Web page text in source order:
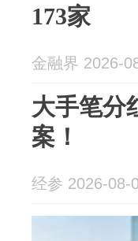
173家
金融界 2026-
大手笔分
案！
经参 2026-08-